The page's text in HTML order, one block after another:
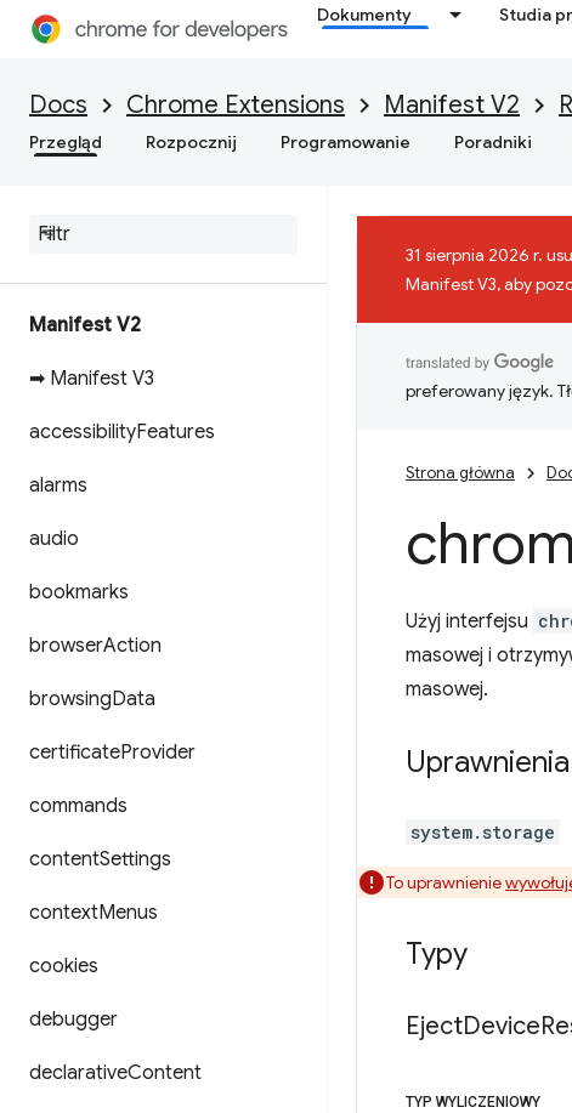
Dokumenty Studia
Docs Chrome Extensions Manifest V2
Przegląd Rozpocznij Programowanie Poradniki
Manifest V2
➡ Manifest V3
accessibilityFeatures
alarms
audio
bookmarks
browserAction
browsingData
certificateProvider
commands
contentSettings
contextMenus
cookies
debugger
declarativeContent
31 sierpnia 2026 r.
Manifest V3, aby
preferowany język.
Strona główna
Użyj interfejsu
masowej i
masowej.
Uprawnienia
system.storage
To uprawnienie
Typy
EjectDevice
TYP WYLICZENIOWY